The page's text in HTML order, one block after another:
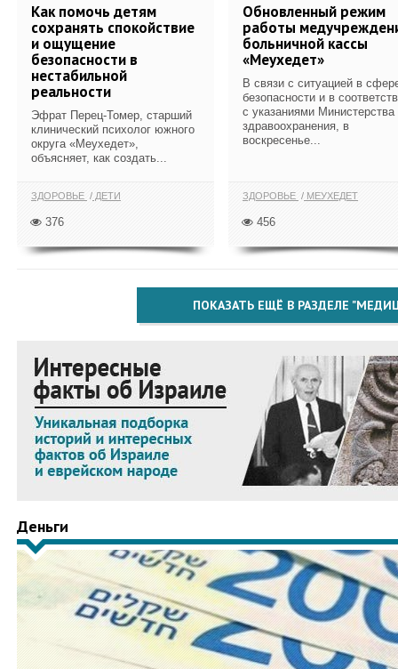
Как помочь детям
сохранять спокойствие
и ощущение
безопасности в
нестабильной
реальности
Эфрат Перец-Томер, старший
клинический психолог южного
округа «Меухедет»,
объясняет, как создать...
ЗДОРОВЬЕ ДЕТИ
376
Обновленный режим
работы
больничной кассы
«Меухедет»
В связи с ситуацией в
безопасности и в
с указаниями Министерства
здравоохранения, в
воскресенье...
ЗДОРОВЬЕ МЕУХЕДЕТ
456
ПОКАЗАТЬ ЕЩЁ В РАЗДЕЛЕ
Деньги